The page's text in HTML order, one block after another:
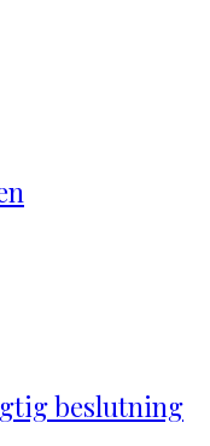
beslutning